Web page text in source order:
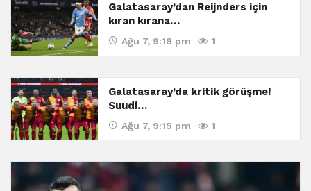
Galatasaray’dan Reijnders için
kıran kırana…
Ağu 7, 9:18 pm 1
Galatasaray’da kritik görüşme!
Suudi…
Ağu 7, 9:15 pm 1